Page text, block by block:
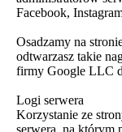
Facebook,
Osadzamy na
odtwarzasz takie
firmy Google LLC
Logi serwera
Korzystanie ze
serwera, na którym